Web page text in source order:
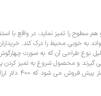
طراحی آن که به صورت چهارگوش